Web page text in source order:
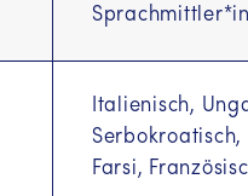
Italienisch,
Serbokroatisch,
Farsi,